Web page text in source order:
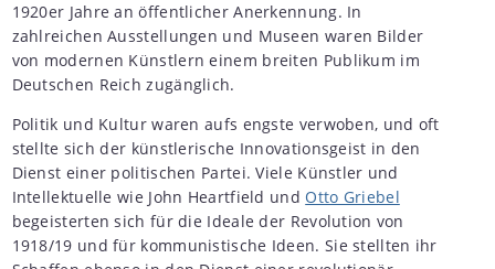
1920er Jahre an öffentlicher Anerkennung. In
zahlreichen Ausstellungen und Museen waren Bilder
von modernen Künstlern einem breiten Publikum im
Deutschen Reich zugänglich.
Politik und Kultur waren aufs engste verwoben, und oft
stellte sich der künstlerische Innovationsgeist in den
Dienst einer politischen Partei. Viele Künstler und
Intellektuelle wie John Heartfield und Otto Griebel
begeisterten sich für die Ideale der Revolution von
1918/19 und für kommunistische Ideen. Sie stellten ihr